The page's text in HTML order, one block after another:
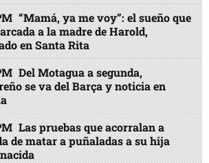
“Mamá, ya me voy”: el sueño que
a la madre de Harold,
en Santa Rita
Del Motagua a segunda,
se va del Barça y noticia en
Las pruebas que acorralan a
de matar a puñaladas a su hija